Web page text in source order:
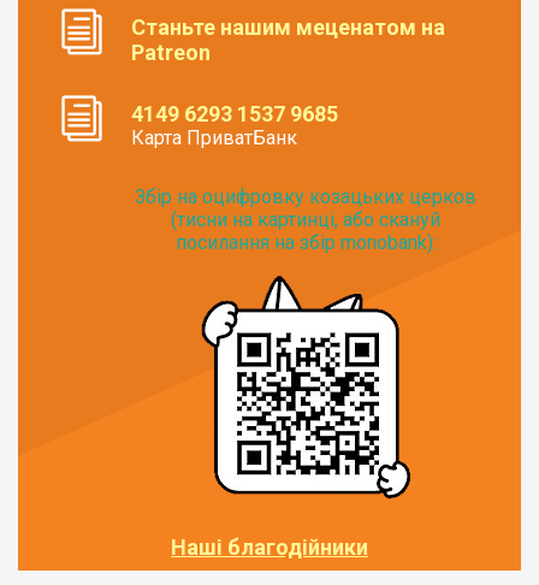
Станьте нашим меценатом на
Patreon
4149 6293 1537 9685
Карта ПриватБанк
Збір на оцифровку козацьких церков
(тисни на картинці, або скануй
посилання на збір monobank):
Наші благодійники